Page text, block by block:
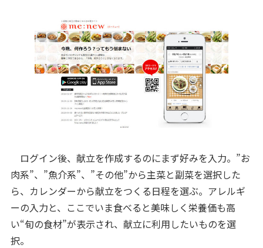
ログイン後、献立を作成するのにまず好みを入力。”お
肉系”、”魚介系”、”その他”から主菜と副菜を選択した
ら、カレンダーから献立をつくる日程を選ぶ。アレルギ
ーの入力と、ここでいま食べると美味しく栄養価も高
い“旬の食材”が表示され、献立に利用したいものを選
択。